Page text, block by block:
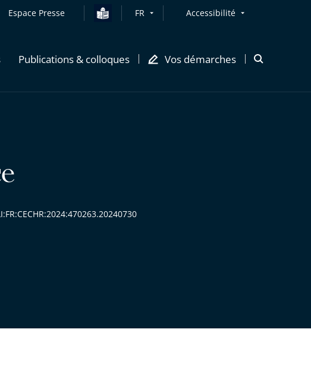
Espace Presse FR Accessibilité
Publications & colloques Vos démarches
Ouvrir